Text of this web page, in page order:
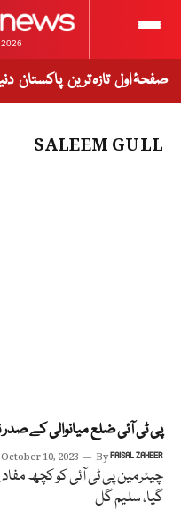
صفحۂ اول تازہ ترین پاکستان
SALEEM GULL
پی ٹی آئی ضلع میانوالی کے صدر
October 10, 2023 ByFAISAL ZAHEER
چیئرمین پی ٹی آئی کو کچھ
گیا، سلیم گل